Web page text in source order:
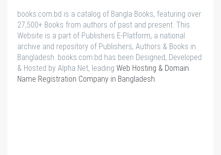
books.com.bd is a catalog of Bangla Books, featuring over
27,500+ Books from authors of past and present. This
Website is a part of Publishers E-Platform, a national
archive and repository of Publishers, Authors & Books in
Bangladesh. books.com.bd has been Designed, Developed
& Hosted by Alpha Net, leading Web Hosting & Domain
Name Registration Company in Bangladesh